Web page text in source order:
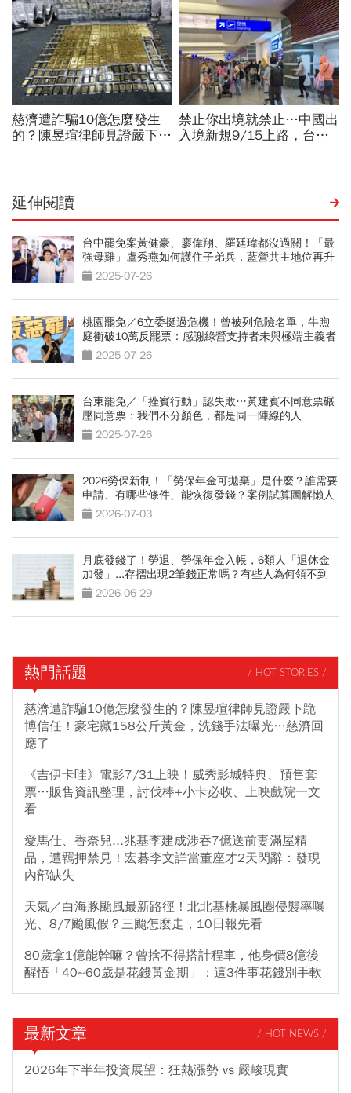
延伸閱讀
台中罷免案黃健豪、廖偉翔、羅廷瑋都沒過關！「最
強母雞」盧秀燕如何護住子弟兵，藍營共主地位再升
級？2025-07-26
桃園罷免／6立委挺過危機！曾被列危險名單，牛煦
庭衝破10萬反罷票：感謝綠營支持者未與極端主義者
起舞2025-07-26
台東罷免／「挫賓行動」認失敗…黃建賓不同意票碾
壓同意票：我們不分顏色，都是同一陣線的人
2025-07-26
2026勞保新制！「勞保年金可拋棄」是什麼？誰需要
申請、有哪些條件、能恢復發錢？案例試算圖解懶人
包 2026-07-03
月底發錢了！勞退、勞保年金入帳，6類人「退休金
加發」...存摺出現2筆錢正常嗎？有些人為何領不到
2026-06-29
熱門話題 / HOT STORIES /
慈濟遭詐騙10億怎麼發生的？陳昱瑄律師見證嚴下跪
博信任！豪宅藏158公斤黃金，洗錢手法曝光…慈濟回
應了
《吉伊卡哇》電影7/31上映！威秀影城特典、預售套
票…販售資訊整理，討伐棒+小卡必收、上映戲院一文
看
愛馬仕、香奈兒...兆基李建成涉吞7億送前妻滿屋精
品，遭羈押禁見！宏碁李文詳當董座才2天閃辭：發現
內部缺失
天氣／白海豚颱風最新路徑！北北基桃暴風圈侵襲率曝
光、8/7颱風假？三颱怎麼走，10日報先看
80歲拿1億能幹嘛？曾捨不得搭計程車，他身價8億後
醒悟「40~60歲是花錢黃金期」：這3件事花錢別手軟
最新文章 / HOT NEWS /
2026年下半年投資展望：狂熱漲勢 vs 嚴峻現實